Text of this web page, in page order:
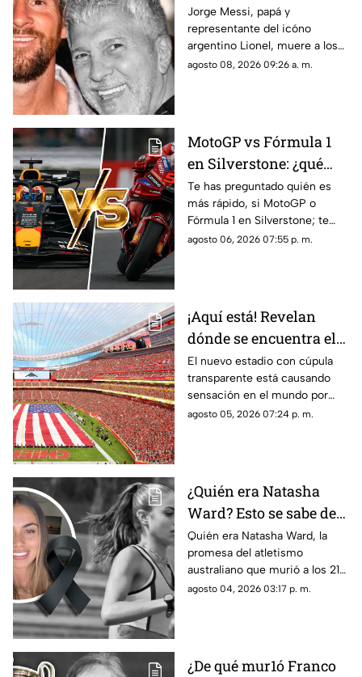
representante de
Lionel, a los 68 años de
edad; esto se sabe
Jorge Messi, papá y
representante del icóno
argentino Lionel, muere a los
68 años de edad. Aquí te
agosto 08, 2026 09:26 a. m.
MotoGP vs Fórmula 1
en Silverstone: ¿qué
categoría es más rápida
y por cuánto?
Te has preguntado quién es
más rápido, si MotoGP o
Fórmula 1 en Silverstone; te
contamos los horarios del GP
agosto 06, 2026 07:55 p. m.
¡Aquí está! Revelan
dónde se encuentra el
estadio con cúpula
transparente
El nuevo estadio con cúpula
transparente está causando
sensación en el mundo por
cómo luce y aquí te contamos
agosto 05, 2026 07:24 p. m.
¿Quién era Natasha
Ward? Esto se sabe de
la mu3rt3 de la joven
promesa del atletismo
a los 21 años
Quién era Natasha Ward, la
promesa del atletismo
australiano que murió a los 21
años. Conoce su trayectoria,
agosto 04, 2026 03:17 p. m.
¿De qué mur1ó Franco